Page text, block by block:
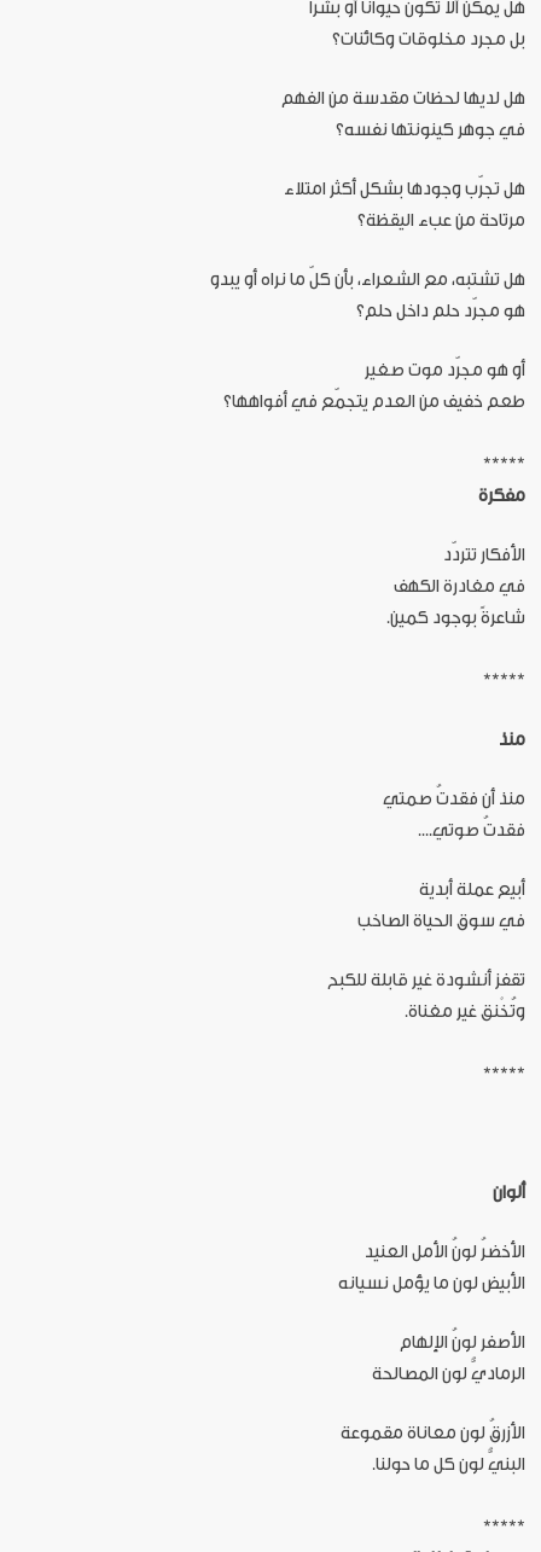
هل يمكن ألا تكون حيواناً أو بشراً
بل مجرد مخلوقات وكائنات؟
هل لديها لحظات مقدسة من الفهم
في جوهر كينونتها نفسه؟
هل تجرّب وجودها بشكل أكثر امتلاء
مرتاحة من عبء اليقظة؟
هل تشتبه، مع الشعراء، بأن كلّ ما نراه أو يبدو
هو مجرّد حلم داخل حلم؟
أو هو مجرّد موت صغير
طعم خفيف من العدم يتجمّع في أفواهها؟
*****
مفكرة
الأفكار تتردّد
في مغادرة الكهف
شاعرةً بوجود كمين.
*****
منذ
منذ أن فقدتُ صمتي
فقدتُ صوتي....
أبيع عملة أبدية
في سوق الحياة الصاخب
تقفز أنشودة غير قابلة للكبح
وتُخْنق غير مغناة.
*****
ألوان
الأخضرُ لونُ الأمل العنيد
الأبيض لون ما يؤمل نسيانه
الأصفر لونُ الإلهام
الرماديُّ لون المصالحة
الأزرقُ لون معاناة مقموعة
البنيُّ لون كل ما حولنا.
*****